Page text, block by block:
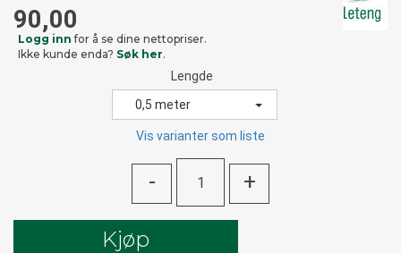
90,00
Logg inn for å se dine nettopriser.
Ikke kunde enda? Søk her.
Lengde
0,5 meter
Vis varianter som liste
- +
Kjøp